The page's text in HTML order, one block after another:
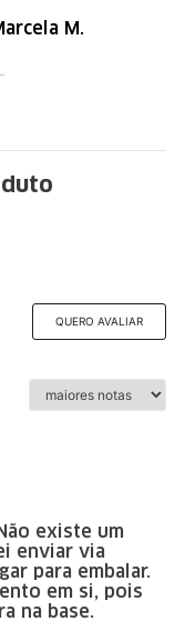
M.
QUERO AVALIAR
existe um
enviar via
para embalar.
em si, pois
na base.